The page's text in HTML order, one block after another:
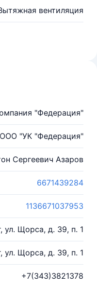
вентиляция
"Федерация"
ООО "УК "Федерация"
Сергеевич Азаров
6671439284
1136671037953
ул. Щорса, д. 39, п. 1
ул. Щорса, д. 39, п. 1
+7(343)3821378